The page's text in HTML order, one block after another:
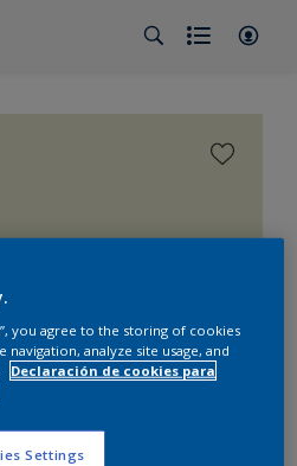
(Procolor Interior)
you agree to the storing of cookies
analyze site usage, and
Declaración de cookies para
Settings